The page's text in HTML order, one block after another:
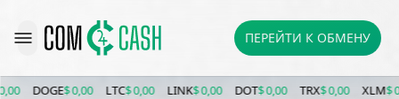
ПЕРЕЙТИ К ОБМЕНУ
DOGE$ 0,00 LTC $ 0,00 LINK$ 0,00 DOT $ 0,00 TRX $ 0,00 XLM$ 0,00